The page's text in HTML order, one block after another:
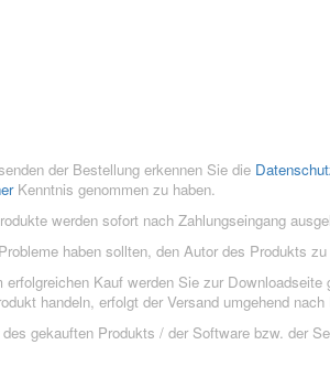
der Bestellung erkennen Sie die
Kenntnis genommen zu haben.
werden sofort nach Zahlungseingang
haben sollten, den Autor des Produkts
erfolgreichen Kauf werden Sie zur
handeln, erfolgt der Versand umgehend
gekauften Produkts / der Software bzw. der